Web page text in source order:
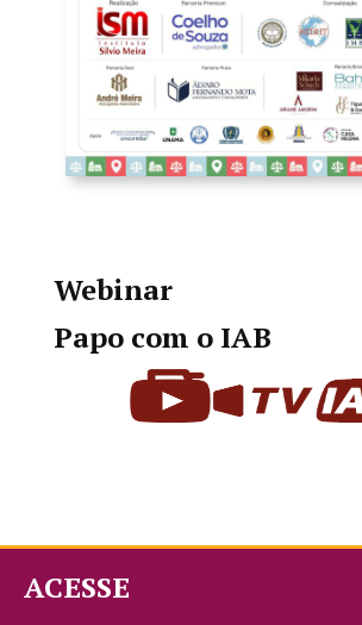
Webinar
Papo com o IAB
ACESSE